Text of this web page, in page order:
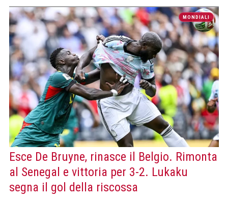
MONDIALI
Esce De Bruyne, rinasce il Belgio. Rimonta
al Senegal e vittoria per 3-2. Lukaku
segna il gol della riscossa